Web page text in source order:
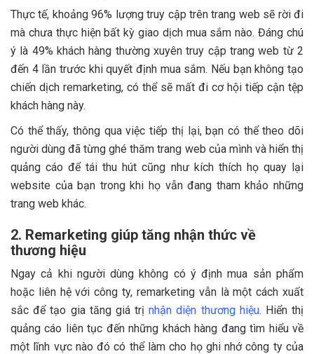
Thực tế, khoảng 96% lượng truy cập trên trang web sẽ rời đi
mà chưa thực hiện bất kỳ giao dịch mua sắm nào. Đáng chú
ý là 49% khách hàng thường xuyên truy cập trang web từ 2
đến 4 lần trước khi quyết định mua sắm. Nếu bạn không tạo
chiến dịch remarketing, có thể sẽ mất đi cơ hội tiếp cận tệp
khách hàng này.
Có thể thấy, thông qua việc tiếp thị lại, bạn có thể theo dõi
người dùng đã từng ghé thăm trang web của mình và hiển thị
quảng cáo để tái thu hút cũng như kích thích họ quay lại
website của bạn trong khi họ vẫn đang tham khảo những
trang web khác.
2. Remarketing giúp tăng nhận thức về
thương hiệu
Ngay cả khi người dùng không có ý định mua sản phẩm
hoặc liên hệ với công ty, remarketing vẫn là một cách xuất
sắc để tạo gia tăng giá trịnhận diện thương hiệu. Hiển thị
quảng cáo liên tục đến những khách hàng đang tìm hiểu về
một lĩnh vực nào đó có thể làm cho họ ghi nhớ công ty của